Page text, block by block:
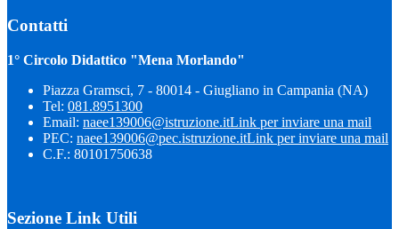
Contatti
1° Circolo Didattico "Mena Morlando"
Piazza Gramsci, 7 - 80014 - Giugliano in Campania (NA)
Tel: 081.8951300
Email: naee139006@istruzione.itLink per inviare una mail
PEC: naee139006@pec.istruzione.itLink per inviare una mail
C.F.: 80101750638
Sezione Link Utili